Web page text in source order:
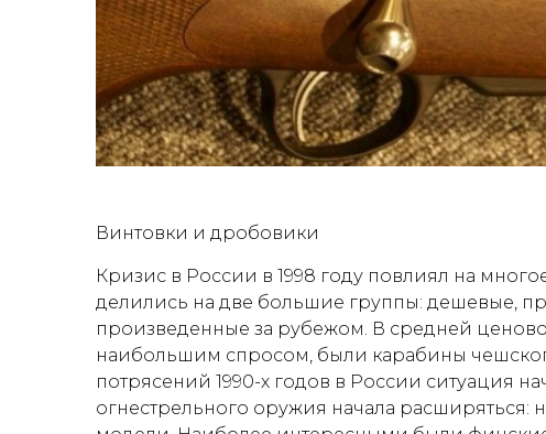
Винтовки и дробовики
Кризис в России в 1998 году повлиял на
делились на две большие группы: дешевые,
произведенные за рубежом. В средней
наибольшим спросом, были карабины
потрясений 1990-х годов в России ситуация
огнестрельного оружия начала расширяться: